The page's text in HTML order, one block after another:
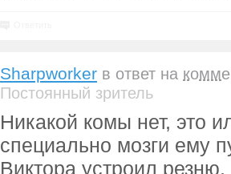
Sharpworker в ответ на
Постоянный зритель
Никакой комы нет, это
специально мозги ему
Виктора устроил